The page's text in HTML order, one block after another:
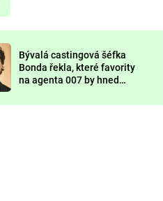
Prima LAJK
Sledujte nás
Bývalá castingová šéfka
Bonda řekla, které favority
na agenta 007 by hned